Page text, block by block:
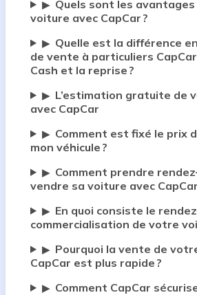
▶ Quels sont les
voiture avec CapCar ?
▶ Quelle est la différence
de vente à particuliers
Cash et la reprise ?
▶ L’estimation gratuite de
avec CapCar
▶ Comment est fixé le prix
mon véhicule ?
▶ Comment prendre
vendre sa voiture avec CapCar
▶ En quoi consiste le
commercialisation de votre
▶ Pourquoi la vente de
CapCar est plus rapide ?
▶ Comment CapCar